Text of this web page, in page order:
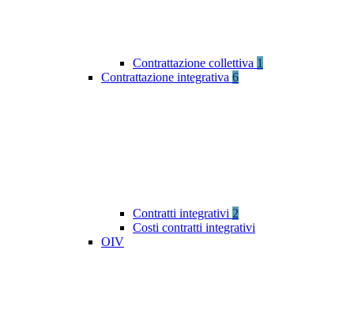
Contrattazione collettiva 1
Contrattazione integrativa 6
Contratti integrativi 2
Costi contratti integrativi
OIV